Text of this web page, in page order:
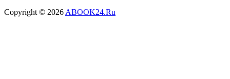
Copyright © 2026 ABOOK24.Ru